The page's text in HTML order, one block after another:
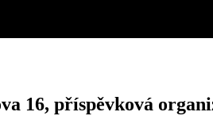
16, příspěvková